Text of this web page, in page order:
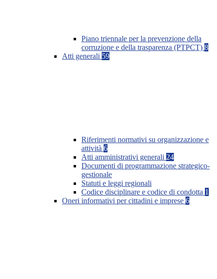
Piano triennale per la prevenzione della
corruzione e della trasparenza (PTPCT) 8
Atti generali 59
Riferimenti normativi su organizzazione e
attività 6
Atti amministrativi generali 24
Documenti di programmazione strategico-
gestionale
Statuti e leggi regionali
Codice disciplinare e codice di condotta 1
Oneri informativi per cittadini e imprese 6